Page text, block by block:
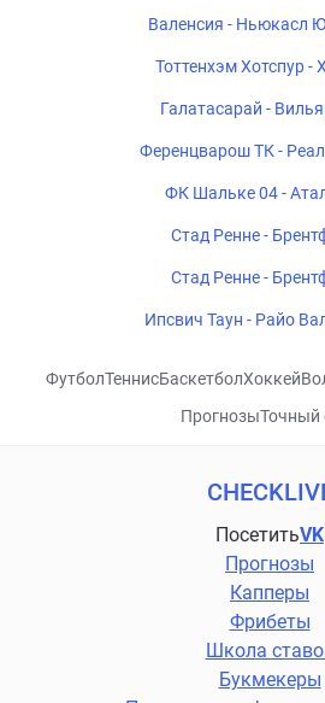
Валенсия - Ньюкасл
Тоттенхэм Хотспур -
Галатасарай -
Ференцварош ТК -
ФК Шальке 04 -
Стад Ренне -
Стад Ренне -
Ипсвич Таун - Райо
ФутболТеннисБаскетболХоккей
ПрогнозыТочный
ПосетитьVK
Прогнозы
Капперы
Фрибеты
Школа
Букмекеры